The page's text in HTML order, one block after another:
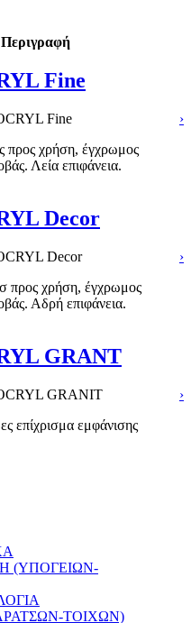
Περιγραφή
Fine
Fine
προς χρήση, έγχρωμος
Λεία επιφάνεια.
›
Decor
Decor
προς χρήση, έγχρωμος
Αδρή επιφάνεια.
›
GRANT
GRANIT
επίχρισμα εμφάνισης
›
(ΥΠΟΓΕΙΩΝ-
ΤΟΙΧΩΝ)